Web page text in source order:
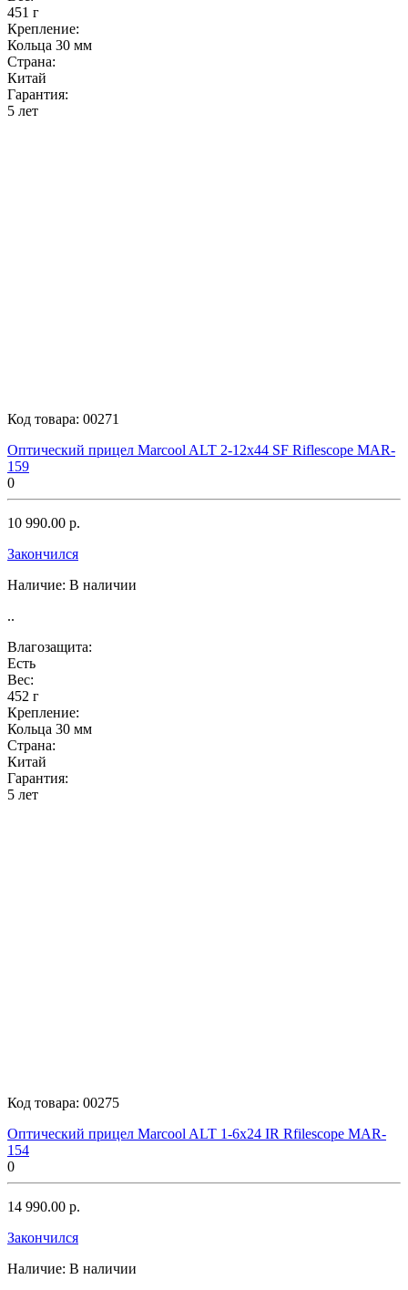
451 г
Крепление:
Кольца 30 мм
Страна:
Китай
Гарантия:
5 лет
Код товара: 00271
Оптический прицел Marcool ALT 2-12x44 SF Riflescope MAR-
159
0
10 990.00 р.
Закончился
Наличие: В наличии
..
Влагозащита:
Есть
Вес:
452 г
Крепление:
Кольца 30 мм
Страна:
Китай
Гарантия:
5 лет
Код товара: 00275
Оптический прицел Marcool ALT 1-6x24 IR Rfilescope MAR-
154
0
14 990.00 р.
Закончился
Наличие: В наличии